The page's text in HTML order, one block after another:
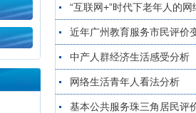
“互联网+”时代下老年人的网
近年广州教育服务市民评价
中产人群经济生活感受分析
网络生活青年人看法分析
基本公共服务珠三角居民评